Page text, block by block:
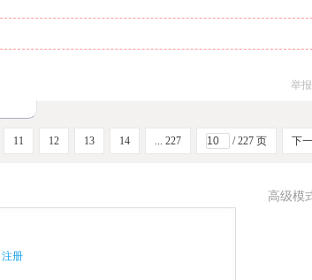
举报
11 12 13 14 ... 227 / 227 页 下
高级模
注册